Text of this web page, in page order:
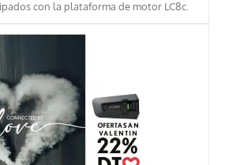
con la plataforma de motor LC8c.